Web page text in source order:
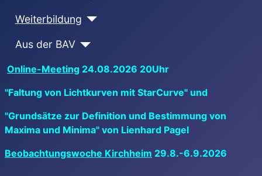
Weiterbildung
Aus der BAV
Online-Meeting 24.08.2026 20Uhr
"Faltung von Lichtkurven mit StarCurve" und
"Grundsätze zur Definition und Bestimmung von
Maxima und Minima" von Lienhard Pagel
Beobachtungswoche Kirchheim 29.8.-6.9.2026